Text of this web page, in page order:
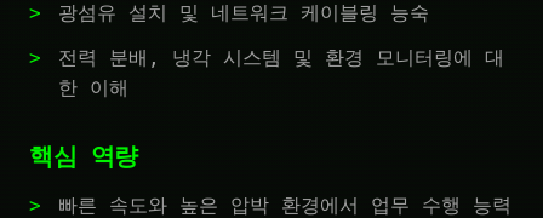
광섬유 설치 및 네트워크 케이블링 능숙
전력 분배, 냉각 시스템 및 환경 모니터링에 대
한 이해
핵심 역량
빠른 속도와 높은 압박 환경에서 업무 수행 능력